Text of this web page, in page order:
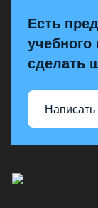
Есть
учебного
сделать